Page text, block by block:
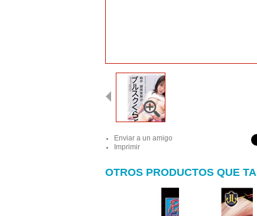
Enviar a un amigo
Imprimir
OTROS PRODUCTOS QUE